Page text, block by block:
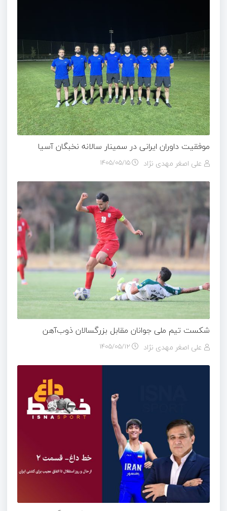
موفقیت داوران ایرانی در سمینار سالانه نخبگان آسیا
علی اصغر مهدی نژاد ۱۴۰۵/۰۵/۱۵
شکست تیم ملی جوانان مقابل بزرگسالان ذوب‌آهن
علی اصغر مهدی نژاد ۱۴۰۵/۰۵/۱۲